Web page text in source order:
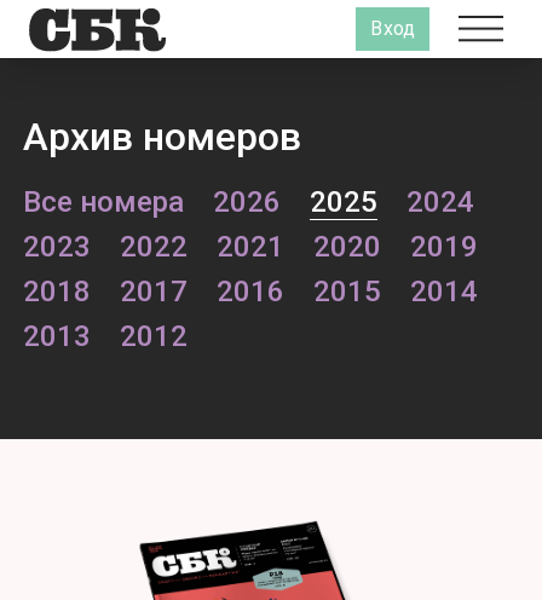
Вход
Архив номеров
Все номера 2026 2025
2024
2023
2022 2021 2020
2019
2018
2017 2016 2015
2014
2013
2012